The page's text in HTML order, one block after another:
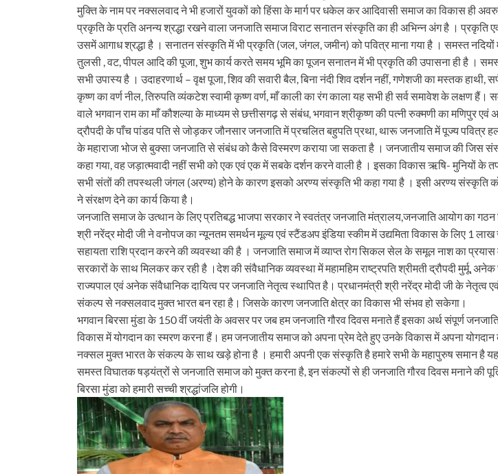
मुक्ति के नाम पर नक्सलवाद ने भी हजारों युवकों को हिंसा के मार्ग पर धकेल कर आदिवासी समाज का विकास ही
प्रकृति के प्रति अनन्य श्रद्धा रखने वाला जनजाति समाज विराट सनातन संस्कृति का ही अभिन्न अंग है । प्रकृति
उसमें आगाध श्रद्धा है । सनातन संस्कृति में भी प्रकृति (जल, जंगल, जमीन) को पवित्र माना गया है । समस्त नदियों
तुलसी , वट, पीपल आदि की पूजा, शुभ कार्य करते समय भूमि का पूजन सनातन में भी प्रकृति की उपासना ही है ।
सभी उपास्य है । उदाहरणार्थ – वृक्ष पूजा, शिव की सवारी बैल, बिना नंदी शिव दर्शन नहीं, गणेशजी का मस्तक हाथी,
कृष्ण का वर्ण नील, तिरुपति व्यंकटेश स्वामी कृष्ण वर्ण, माँ काली का रंग काला यह सभी ही सर्व समावेश के लक्षण हैं।
वाले भगवान राम का माँ कौशल्या के माध्यम से छत्तीसगढ़ से संबंध, भगवान श्रीकृष्ण की पत्नी रुक्मणी का मणिपुर
द्रौपदी के पाँच पांडव पति से जोड़कर जौनसार जनजाति में प्रचलित बहुपति प्रथा, थारू जनजाति में पूज्य पवित्र
के महाराजा भोज से बुक्सा जनजाति से संबंध को कैसे विस्मरण कराया जा सकता है । जनजातीय समाज की जिस
कहा गया, वह जड़ात्मवादी नहीं सभी को एक एवं एक में सबके दर्शन करने वाली है । इसका विकास ऋषि- मुनियों के
सभी संतों की तपस्थली जंगल (अरण्य) होने के कारण इसको अरण्य संस्कृति भी कहा गया है । इसी अरण्य संस्कृति
ने संरक्षण देने का कार्य किया है।
जनजाति समाज के उत्थान के लिए प्रतिबद्ध भाजपा सरकार ने स्वतंत्र जनजाति मंत्रालय,जनजाति आयोग का गठन
श्री नरेंद्र मोदी जी ने वनोपज का न्यूनतम समर्थन मूल्य एवं स्टैंडअप इंडिया स्कीम में उद्यमिता विकास के लिए 1
सहायता राशि प्रदान करने की व्यवस्था की है । जनजाति समाज में व्याप्त रोग सिकल सेल के समूल नाश का प्रयास
सरकारों के साथ मिलकर कर रही है ।देश की संवैधानिक व्यवस्था में महामहिम राष्ट्रपति श्रीमती द्रौपदी मुर्मू, अनेक
राज्यपाल एवं अनेक संवैधानिक दायित्व पर जनजाति नेतृत्व स्थापित है। प्रधानमंत्री श्री नरेंद्र मोदी जी के नेतृत्व
संकल्प से नक्सलवाद मुक्त भारत बन रहा है। जिसके कारण जनजाति क्षेत्र का विकास भी संभव हो सकेगा।
भगवान बिरसा मुंडा के 150 वीं जयंती के अवसर पर जब हम जनजाति गौरव दिवस मनाते हैं इसका अर्थ संपूर्ण जनजाति
विकास में योगदान का स्मरण करना हैं। हम जनजातीय समाज को अपना प्रेम देते हुए उनके विकास में अपना
नक्सल मुक्त भारत के संकल्प के साथ खड़े होना है । हमारी अपनी एक संस्कृति है हमारे सभी के महापुरुष समान है
समस्त विघातक षड़यंत्रों से जनजाति समाज को मुक्त करना है, इन संकल्पों से ही जनजाति गौरव दिवस मनाने की
बिरसा मुंडा को हमारी सच्ची श्रद्धांजलि होगी।